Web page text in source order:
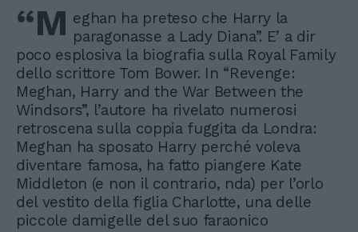
“M eghan ha preteso che Harry la
paragonasse a Lady Diana”. E’ a dir
poco esplosiva la biografia sulla Royal Family
dello scrittore Tom Bower. In “Revenge:
Meghan, Harry and the War Between the
Windsors”, l’autore ha rivelato numerosi
retroscena sulla coppia fuggita da Londra:
Meghan ha sposato Harry perché voleva
diventare famosa, ha fatto piangere Kate
Middleton (e non il contrario, nda) per l’orlo
del vestito della figlia Charlotte, una delle
piccole damigelle del suo faraonico